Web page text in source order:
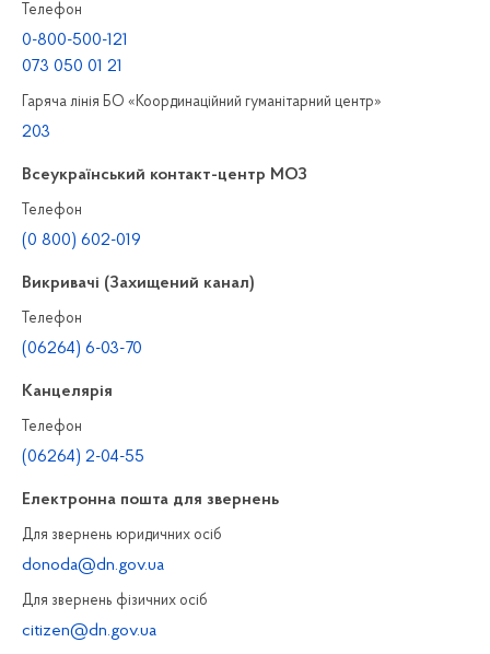
Телефон
0-800-500-121
073 050 01 21
Гаряча лінія БО «Координаційний гуманітарний центр»
203
Всеукраїнський контакт-центр МОЗ
Телефон
(0 800) 602-019
Викривачі (Захищений канал)
Телефон
(06264) 6-03-70
Канцелярiя
Телефон
(06264) 2-04-55
Електронна пошта для звернень
Для звернень юридичних осiб
donoda@dn.gov.ua
Для звернень фізичних осiб
citizen@dn.gov.ua